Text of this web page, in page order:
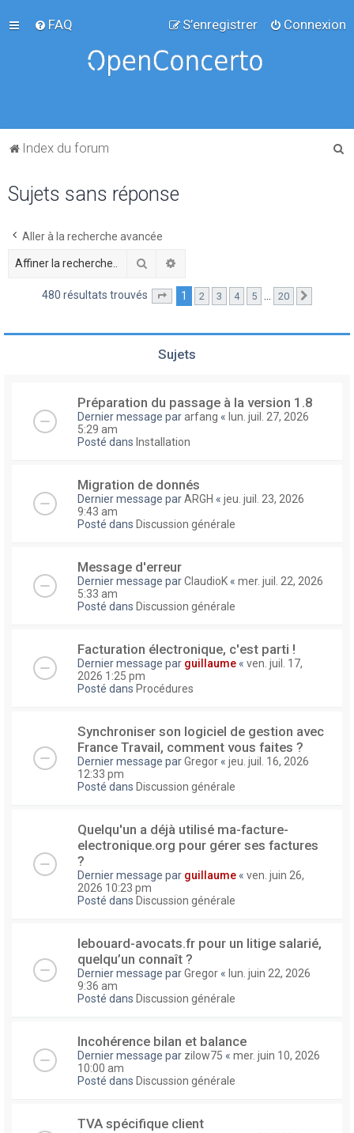
FAQ Connexion
S’enregistrer
Index du forum
Sujets sans réponse
Aller à la recherche avancée
Rechercher
480 résultats trouvés Page sur20
1 2 3 4 5 … 20
Sujets
Préparation du passage à la version 1.8
Dernier message pararfang « lun. juil. 27, 2026
5:29 am
Posté dans Installation
Migration de donnés
Dernier message parARGH « jeu. juil. 23, 2026
9:43 am
Posté dans Discussion générale
Message d'erreur
Dernier message parClaudioK « mer. juil. 22, 2026
5:33 am
Posté dans Discussion générale
Facturation électronique, c'est parti !
Dernier message par guillaume « ven. juil. 17,
2026 1:25 pm
Posté dans Procédures
Synchroniser son logiciel de gestion avec
France Travail, comment vous faites ?
Dernier message parGregor « jeu. juil. 16, 2026
12:33 pm
Posté dans Discussion générale
Quelqu'un a déjà utilisé ma-facture-
electronique.org pour gérer ses factures
?
Dernier message par guillaume « ven. juin 26,
2026 10:23 pm
Posté dans Discussion générale
lebouard-avocats.fr pour un litige salarié,
quelqu’un connaît ?
Dernier message parGregor « lun. juin 22, 2026
9:36 am
Posté dans Discussion générale
Incohérence bilan et balance
Dernier message par zilow75 « mer. juin 10, 2026
10:00 am
Posté dans Discussion générale
TVA spécifique client